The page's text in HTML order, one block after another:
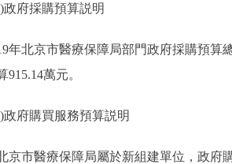
府採購預算説明
北京市醫療保障局部門政府採購預算總
915.14萬元。
購買服務預算説明
市醫療保障局屬於新組建單位，政府